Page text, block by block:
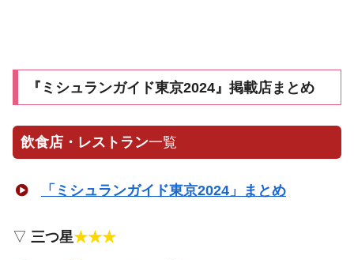
『ミシュランガイド東京2024』掲載店まとめ
飲食店・レストラン一覧
「ミシュランガイド東京2024」まとめ
▽ 三つ星★★★